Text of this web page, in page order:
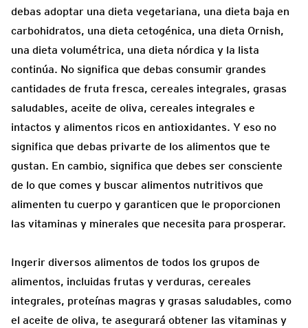
debas adoptar una dieta vegetariana, una dieta baja en
carbohidratos, una dieta cetogénica, una dieta Ornish,
una dieta volumétrica, una dieta nórdica y la lista
continúa. No significa que debas consumir grandes
cantidades de fruta fresca, cereales integrales, grasas
saludables, aceite de oliva, cereales integrales e
intactos y alimentos ricos en antioxidantes. Y eso no
significa que debas privarte de los alimentos que te
gustan. En cambio, significa que debes ser consciente
de lo que comes y buscar alimentos nutritivos que
alimenten tu cuerpo y garanticen que le proporcionen
las vitaminas y minerales que necesita para prosperar.
Ingerir diversos alimentos de todos los grupos de
alimentos, incluidas frutas y verduras, cereales
integrales, proteínas magras y grasas saludables, como
el aceite de oliva, te asegurará obtener las vitaminas y